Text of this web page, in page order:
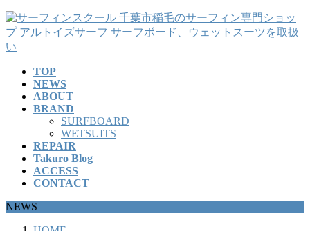
コ
ン
テ
ナ
ビ
ゲ
TOP
NEWS
ABOUT
BRAND
SURFBOARD
WETSUITS
REPAIR
Takuro Blog
ACCESS
CONTACT
NEWS